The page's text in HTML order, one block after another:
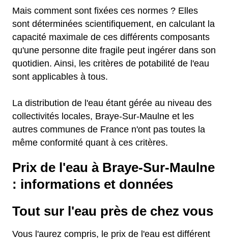
Mais comment sont fixées ces normes ? Elles
sont déterminées scientifiquement, en calculant la
capacité maximale de ces différents composants
qu'une personne dite fragile peut ingérer dans son
quotidien. Ainsi, les critères de potabilité de l'eau
sont applicables à tous.
La distribution de l'eau étant gérée au niveau des
collectivités locales, Braye-Sur-Maulne et les
autres communes de France n'ont pas toutes la
même conformité quant à ces critères.
Prix de l'eau à Braye-Sur-Maulne
: informations et données
Tout sur l'eau près de chez vous
Vous l'aurez compris, le prix de l'eau est différent